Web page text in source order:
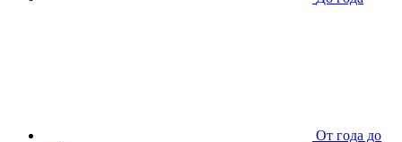
От года до